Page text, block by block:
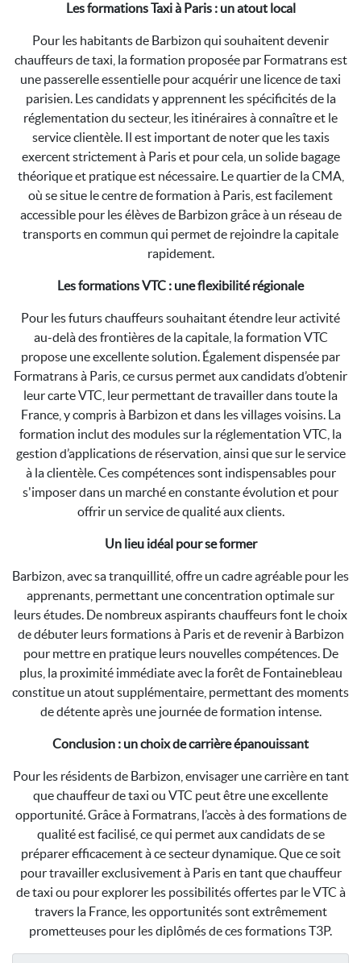
Les formations Taxi à Paris : un atout local
Pour les habitants de Barbizon qui souhaitent devenir
chauffeurs de taxi, la formation proposée par Formatrans est
une passerelle essentielle pour acquérir une licence de taxi
parisien. Les candidats y apprennent les spécificités de la
réglementation du secteur, les itinéraires à connaître et le
service clientèle. Il est important de noter que les taxis
exercent strictement à Paris et pour cela, un solide bagage
théorique et pratique est nécessaire. Le quartier de la CMA,
où se situe le centre de formation à Paris, est facilement
accessible pour les élèves de Barbizon grâce à un réseau de
transports en commun qui permet de rejoindre la capitale
rapidement.
Les formations VTC : une flexibilité régionale
Pour les futurs chauffeurs souhaitant étendre leur activité
au-delà des frontières de la capitale, la formation VTC
propose une excellente solution. Également dispensée par
Formatrans à Paris, ce cursus permet aux candidats d’obtenir
leur carte VTC, leur permettant de travailler dans toute la
France, y compris à Barbizon et dans les villages voisins. La
formation inclut des modules sur la réglementation VTC, la
gestion d’applications de réservation, ainsi que sur le service
à la clientèle. Ces compétences sont indispensables pour
s'imposer dans un marché en constante évolution et pour
offrir un service de qualité aux clients.
Un lieu idéal pour se former
Barbizon, avec sa tranquillité, offre un cadre agréable pour les
apprenants, permettant une concentration optimale sur
leurs études. De nombreux aspirants chauffeurs font le choix
de débuter leurs formations à Paris et de revenir à Barbizon
pour mettre en pratique leurs nouvelles compétences. De
plus, la proximité immédiate avec la forêt de Fontainebleau
constitue un atout supplémentaire, permettant des moments
de détente après une journée de formation intense.
Conclusion : un choix de carrière épanouissant
Pour les résidents de Barbizon, envisager une carrière en tant
que chauffeur de taxi ou VTC peut être une excellente
opportunité. Grâce à Formatrans, l’accès à des formations de
qualité est facilisé, ce qui permet aux candidats de se
préparer efficacement à ce secteur dynamique. Que ce soit
pour travailler exclusivement à Paris en tant que chauffeur
de taxi ou pour explorer les possibilités offertes par le VTC à
travers la France, les opportunités sont extrêmement
prometteuses pour les diplômés de ces formations T3P.